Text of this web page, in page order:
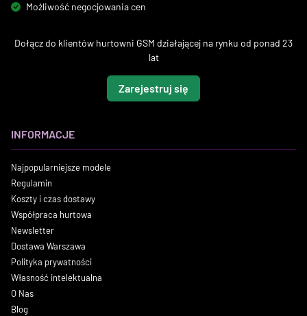
Możliwość negocjowania cen
Dołącz do klientów hurtowni GSM działającej na rynku od ponad 23
lat
Zarejestruj się
INFORMACJE
Najpopularniejsze modele
Regulamin
Koszty i czas dostawy
Współpraca hurtowa
Newsletter
Dostawa Warszawa
Polityka prywatności
Własność intelektualna
O Nas
Blog